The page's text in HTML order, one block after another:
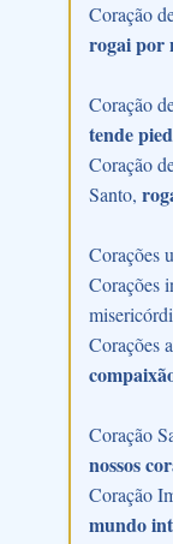
Coração
rogai por
Coração
tende
Coração
Santo,
Corações
Corações
Corações
Coração
nossos
Coração
mundo